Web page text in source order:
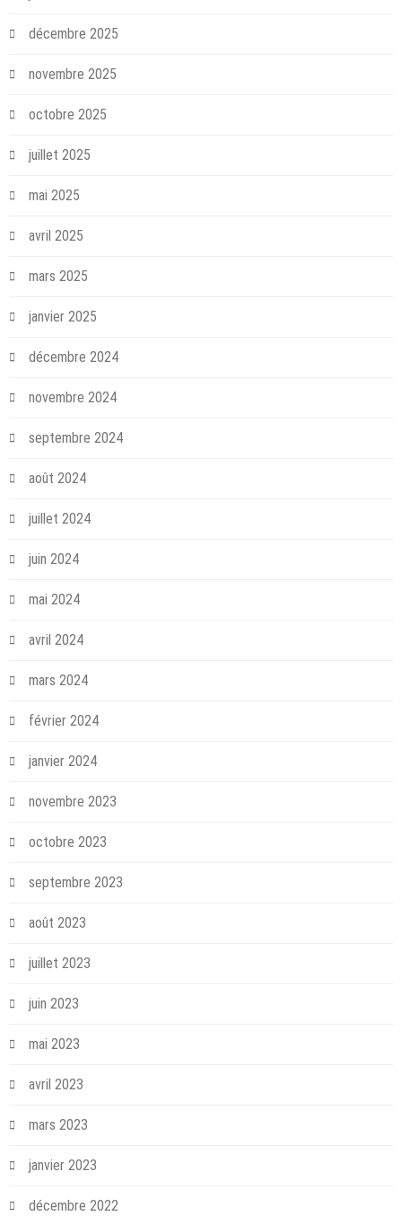
décembre 2025
novembre 2025
octobre 2025
juillet 2025
mai 2025
avril 2025
mars 2025
janvier 2025
décembre 2024
novembre 2024
septembre 2024
août 2024
juillet 2024
juin 2024
mai 2024
avril 2024
mars 2024
février 2024
janvier 2024
novembre 2023
octobre 2023
septembre 2023
août 2023
juillet 2023
juin 2023
mai 2023
avril 2023
mars 2023
janvier 2023
décembre 2022